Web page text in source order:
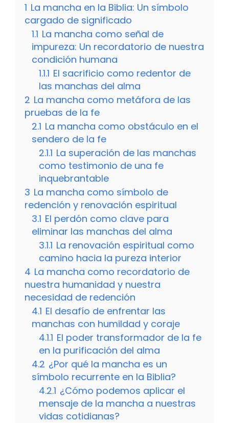
1 La mancha en la Biblia: Un símbolo
cargado de significado
1.1 La mancha como señal de
impureza: Un recordatorio de nuestra
condición humana
1.1.1 El sacrificio como redentor de
las manchas del alma
2 La mancha como metáfora de las
pruebas de la fe
2.1 La mancha como obstáculo en el
sendero de la fe
2.1.1 La superación de las manchas
como testimonio de una fe
inquebrantable
3 La mancha como símbolo de
redención y renovación espiritual
3.1 El perdón como clave para
eliminar las manchas del alma
3.1.1 La renovación espiritual como
camino hacia la pureza interior
4 La mancha como recordatorio de
nuestra humanidad y nuestra
necesidad de redención
4.1 El desafío de enfrentar las
manchas con humildad y coraje
4.1.1 El poder transformador de la fe
en la purificación del alma
4.2 ¿Por qué la mancha es un
símbolo recurrente en la Biblia?
4.2.1 ¿Cómo podemos aplicar el
mensaje de la mancha a nuestras
vidas cotidianas?